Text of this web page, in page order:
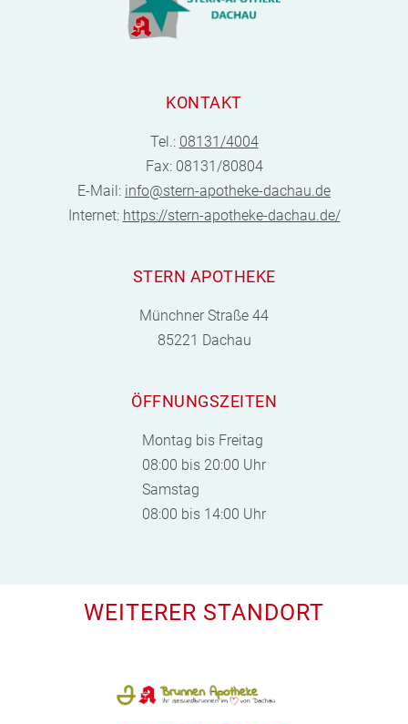
KONTAKT
Tel.: 08131/4004
Fax: 08131/80804
E-Mail: info@stern-apotheke-dachau.de
Internet: https://stern-apotheke-dachau.de/
STERN APOTHEKE
Münchner Straße 44
85221 Dachau
ÖFFNUNGSZEITEN
Montag bis Freitag
08:00 bis 20:00 Uhr
Samstag
08:00 bis 14:00 Uhr
WEITERER STANDORT